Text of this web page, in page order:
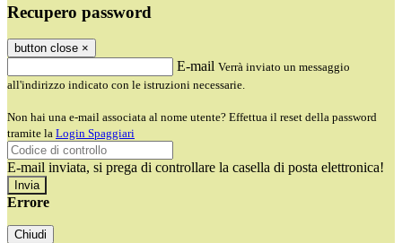
Recupero password
button close ×
E-mail Verrà inviato un messaggio
all'indirizzo indicato con le istruzioni necessarie.
Non hai una e-mail associata al nome utente? Effettua il reset della password
tramite la Login Spaggiari
E-mail inviata, si prega di controllare la casella di posta elettronica!
Errore
Chiudi